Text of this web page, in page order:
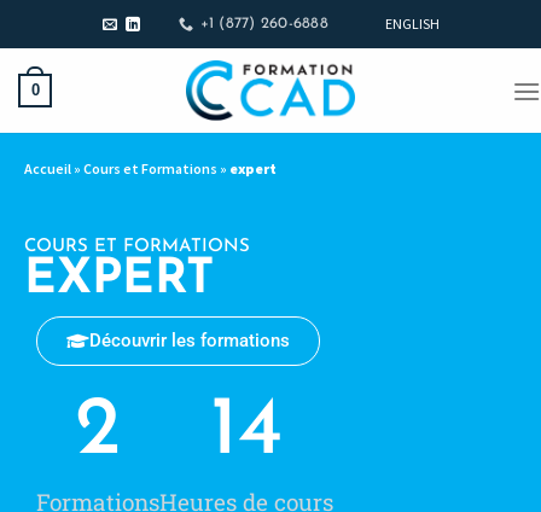
+1 (877) 260-6888 ENGLISH
0
Accueil » Cours et Formations » expert
COURS ET FORMATIONS
EXPERT
Découvrir les formations
Formations
2
Heures de cours
14